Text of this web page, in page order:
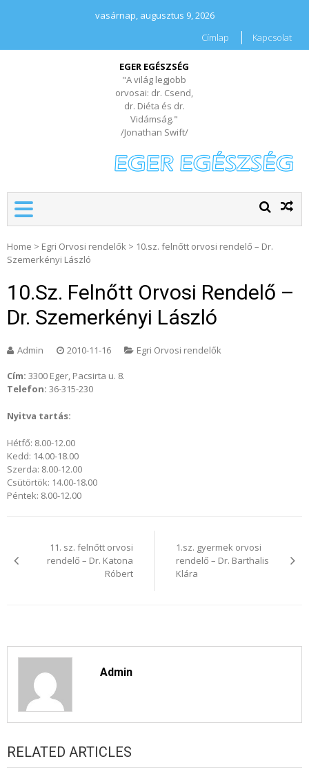
vasárnap, augusztus 9, 2026
Címlap
Kapcsolat
EGER EGÉSZSÉG
"A világ legjobb
orvosai: dr. Csend,
dr. Diéta és dr.
Vidámság."
/Jonathan Swift/
Home > Egri Orvosi rendelők > 10.sz. felnőtt orvosi rendelő – Dr.
Szemerkényi László
10.sz. Felnőtt Orvosi Rendelő –
Dr. Szemerkényi László
Admin 2010-11-16 Egri Orvosi rendelők
Cím: 3300 Eger, Pacsirta u. 8.
Telefon: 36-315-230
Nyitva tartás:
Hétfő: 8.00-12.00
Kedd: 14.00-18.00
Szerda: 8.00-12.00
Csütörtök: 14.00-18.00
Péntek: 8.00-12.00
11. sz. felnőtt orvosi
rendelő – Dr. Katona
Róbert
1.sz. gyermek orvosi
rendelő – Dr. Barthalis
Klára
Admin
RELATED ARTICLES